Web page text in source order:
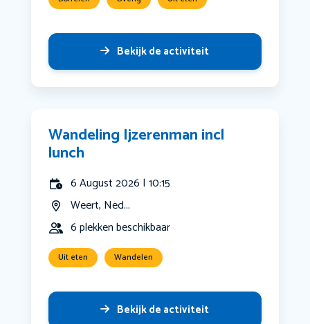
Bekijk de activiteit
Wandeling Ijzerenman incl
lunch
6 August 2026 | 10:15
Weert, Ned...
6 plekken beschikbaar
Uit eten Wandelen
Bekijk de activiteit